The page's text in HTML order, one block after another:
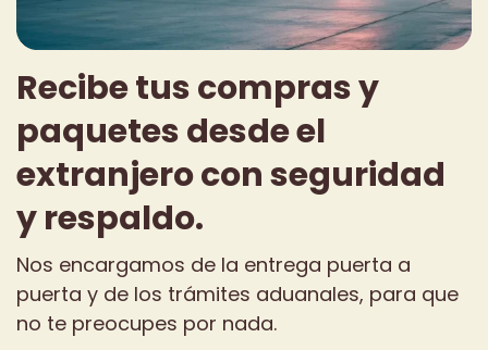
Recibe tus compras y
paquetes desde el
extranjero con seguridad
y respaldo.
Nos encargamos de la entrega puerta a
puerta y de los trámites aduanales, para que
no te preocupes por nada.